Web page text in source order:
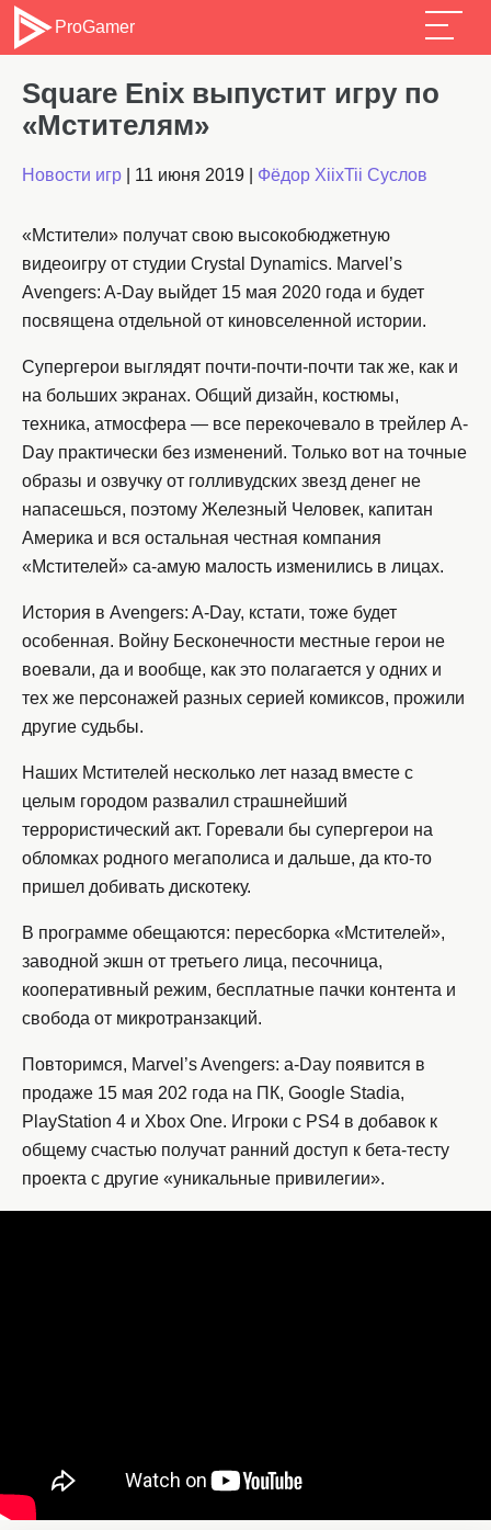
ProGamer
Square Enix выпустит игру по
«Мстителям»
Новости игр 11 июня 2019 Фёдор XiixTii Суслов
«Мстители» получат свою высокобюджетную
видеоигру от студии Crystal Dynamics. Marvel’s
Avengers: A-Day выйдет 15 мая 2020 года и будет
посвящена отдельной от киновселенной истории.
Супергерои выглядят почти-почти-почти так же, как и
на больших экранах. Общий дизайн, костюмы,
техника, атмосфера — все перекочевало в трейлер A-
Day практически без изменений. Только вот на точные
образы и озвучку от голливудских звезд денег не
напасешься, поэтому Железный Человек, капитан
Америка и вся остальная честная компания
«Мстителей» са-амую малость изменились в лицах.
История в Avengers: A-Day, кстати, тоже будет
особенная. Войну Бесконечности местные герои не
воевали, да и вообще, как это полагается у одних и
тех же персонажей разных серией комиксов, прожили
другие судьбы.
Наших Мстителей несколько лет назад вместе с
целым городом развалил страшнейший
террористический акт. Горевали бы супергерои на
обломках родного мегаполиса и дальше, да кто-то
пришел добивать дискотеку.
В программе обещаются: пересборка «Мстителей»,
заводной экшн от третьего лица, песочница,
кооперативный режим, бесплатные пачки контента и
свобода от микротранзакций.
Повторимся, Marvel’s Avengers: a-Day появится в
продаже 15 мая 202 года на ПК, Google Stadia,
PlayStation 4 и Xbox One. Игроки с PS4 в добавок к
общему счастью получат ранний доступ к бета-тесту
проекта с другие «уникальные привилегии».